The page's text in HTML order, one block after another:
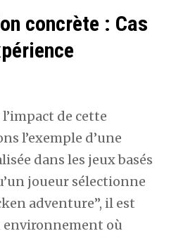
concrète : Cas
de cette
l’exemple d’une
dans les jeux basés
joueur sélectionne
adventure”, il est
environnement où